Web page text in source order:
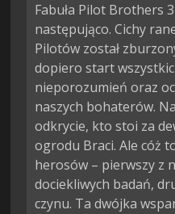
Fabuła Pilot Brothers
następująco. Cichy
Pilotów został
dopiero start
nieporozumień oraz
naszych bohaterów.
odkrycie, kto stoi za
ogrodu Braci. Ale cóż
herosów – pierwszy z
dociekliwych badań,
czynu. Ta dwójka